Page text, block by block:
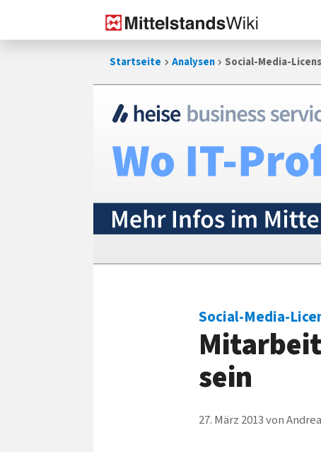
Startseite Analysen Social-Media-
Social-Media-
sein
27. März 2013von